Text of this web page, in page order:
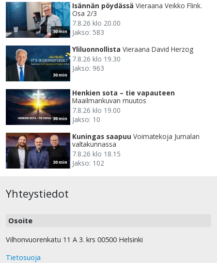
30 min
Isännän pöydässä Vieraana Veikko Flink.
Osa 2/3
7.8.26 klo 20.00
Jakso: 583
30 min
Yliluonnollista Vieraana David Herzog
7.8.26 klo 19.30
Jakso: 963
30 min
Henkien sota – tie vapauteen
Maailmankuvan muutos
7.8.26 klo 19.00
Jakso: 10
30 min
Kuningas saapuu Voimatekoja Jumalan
valtakunnassa
7.8.26 klo 18.15
Jakso: 102
Yhteystiedot
Osoite
Vilhonvuorenkatu 11 A 3. krs 00500 Helsinki
Tietosuoja